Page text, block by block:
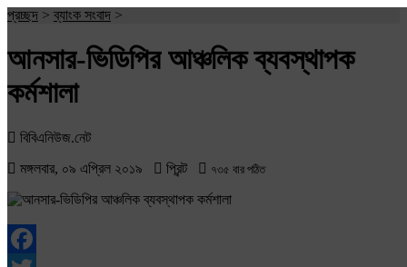
প্রচ্ছদ >ব্যাংক সংবাদ >
আনসার-ভিডিপির আঞ্চলিক ব্যবস্থাপক
কর্মশালা
বিবিএনিউজ.নেট
মঙ্গলবার, ০৯ এপ্রিল ২০১৯
প্রিন্ট ৭৩৫ বার পঠিত